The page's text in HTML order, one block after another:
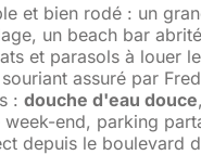
et bien rodé : un
un beach bar
et parasols à louer
assuré par
: douche d'eau douce
end, parking
depuis le boulevard